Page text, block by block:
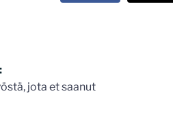
jota et saanut